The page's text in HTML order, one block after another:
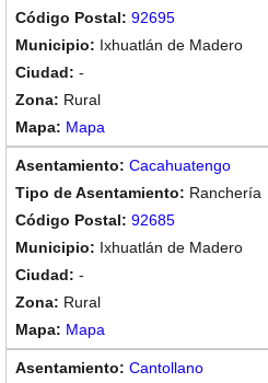
92695
Ixhuatlán de Madero
-
Rural
Mapa
Cacahuatengo
Ranchería
92685
Ixhuatlán de Madero
-
Rural
Mapa
Cantollano